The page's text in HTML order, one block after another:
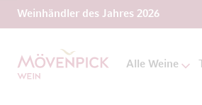
Weinhändler des Jahres 2026
Zur Startseite
Alle Weine